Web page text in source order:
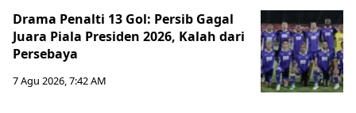
Drama Penalti 13 Gol: Persib Gagal
Juara Piala Presiden 2026, Kalah dari
Persebaya
7 Agu 2026, 7:42 AM